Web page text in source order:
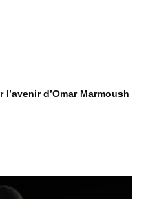
d’Omar Marmoush